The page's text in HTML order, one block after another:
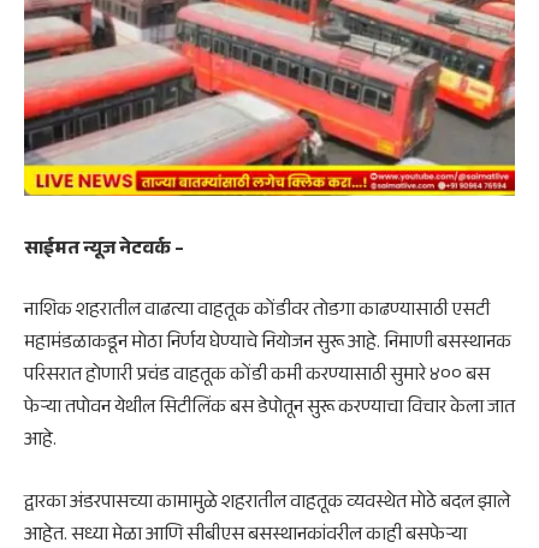
साईमत न्यूज नेटवर्क –
नाशिक शहरातील वाढत्या वाहतूक कोंडीवर तोडगा काढण्यासाठी एसटी
महामंडळाकडून मोठा निर्णय घेण्याचे नियोजन सुरू आहे. निमाणी बसस्थानक
परिसरात होणारी प्रचंड वाहतूक कोंडी कमी करण्यासाठी सुमारे ४०० बस
फेऱ्या तपोवन येथील सिटीलिंक बस डेपोतून सुरू करण्याचा विचार केला जात
आहे.
द्वारका अंडरपासच्या कामामुळे शहरातील वाहतूक व्यवस्थेत मोठे बदल झाले
आहेत. सध्या मेळा आणि सीबीएस बसस्थानकांवरील काही बसफेऱ्या